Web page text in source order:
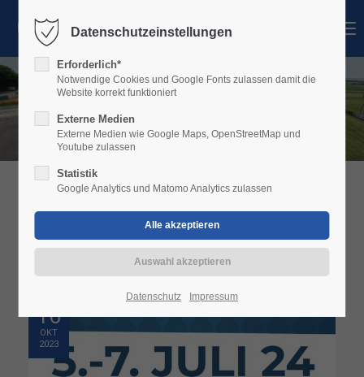
Login
Benutzername
Anmelden
Lost your password?
Support
Lorem ipsum dolor sit amet:
ALLGEMEIN
16
OKT
2023
Datenschutzeinstellungen
Erforderlich*
Notwendige Cookies und Google Fonts zulassen damit die
Website korrekt funktioniert
Externe Medien
Externe Medien wie Google Maps, OpenStreetMap und
Youtube zulassen
Statistik
Google Analytics und Matomo Analytics zulassen
Datenschutz Impressum